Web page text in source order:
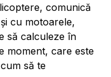
comunică
cu motoarele,
să calculeze în
moment, care este
să te